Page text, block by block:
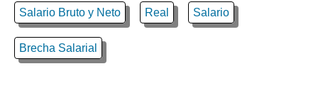
Salario Bruto y Neto Real Salario
Brecha Salarial